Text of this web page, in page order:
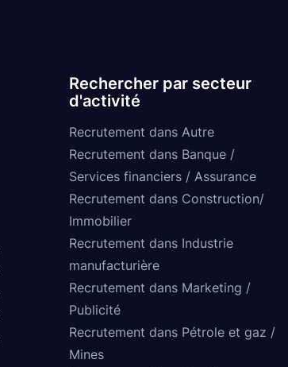
Rechercher par secteur
d'activité
Recrutement dans Autre
Recrutement dans Banque /
Services financiers / Assurance
Recrutement dans Construction/
Immobilier
Recrutement dans Industrie
manufacturière
Recrutement dans Marketing /
Publicité
Recrutement dans Pétrole et gaz /
Mines